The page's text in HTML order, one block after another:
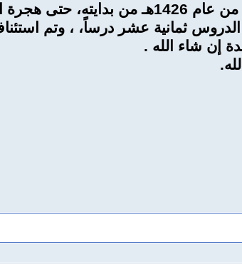
تنبيه: كنت قد ابتدأت في شرح كتاب الفصول في الرابع من شهر
هـ،ثم توقفت الدروس، وعدة الدروس ثمانية عشر
إن شاء الله .